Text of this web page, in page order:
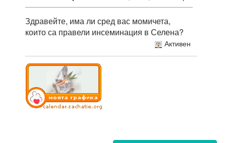
Здравейте, има ли сред вас момичета,
които са правели инсеминация в Селена?
Активен